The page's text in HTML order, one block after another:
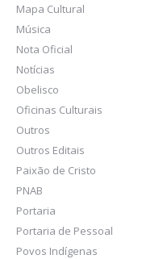
Mapa Cultural
Música
Nota Oficial
Notícias
Obelisco
Oficinas Culturais
Outros
Outros Editais
Paixão de Cristo
PNAB
Portaria
Portaria de Pessoal
Povos Indígenas